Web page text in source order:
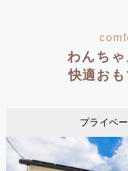
わんち
快適お
プライベ